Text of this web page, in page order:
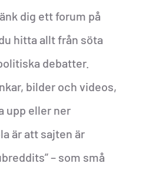
dig ett forum på
hitta allt från söta
debatter.
bilder och videos,
upp eller ner
är att sajten är
– som små